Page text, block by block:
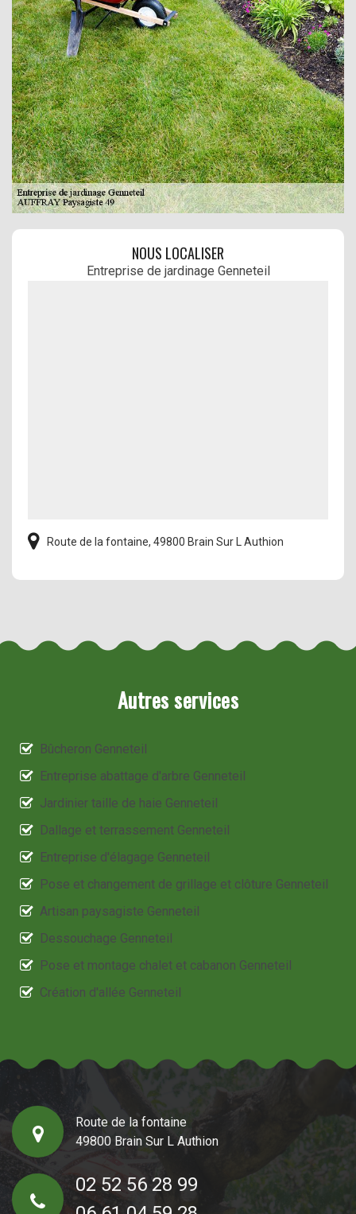
NOUS LOCALISER
Entreprise de jardinage Genneteil
Route de la fontaine, 49800 Brain Sur L Authion
Autres services
Bûcheron Genneteil
Entreprise abattage d'arbre Genneteil
Jardinier taille de haie Genneteil
Dallage et terrassement Genneteil
Entreprise d'élagage Genneteil
Pose et changement de grillage et clôture Genneteil
Artisan paysagiste Genneteil
Dessouchage Genneteil
Pose et montage chalet et cabanon Genneteil
Création d'allée Genneteil
Route de la fontaine
49800 Brain Sur L Authion
02 52 56 28 99